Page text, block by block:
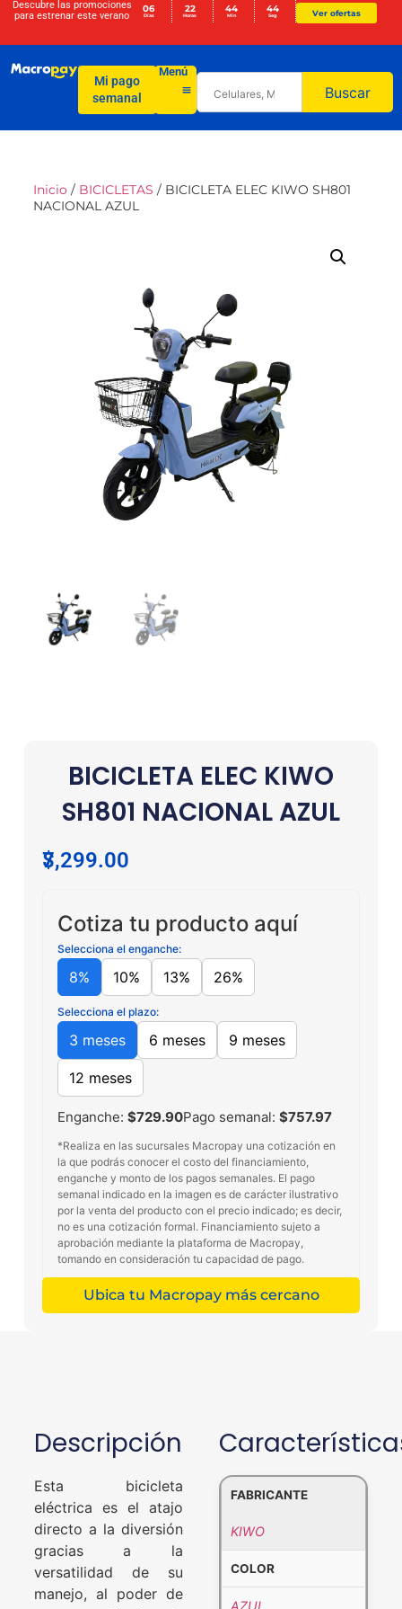
Descubre las promociones
para estrenar este verano
06
Días
22
Horas
44
Min
43
Seg Ver ofertas
Mi pago
semanal
Menú
Buscar
Inicio / BICICLETAS / BICICLETA ELEC KIWO SH801
NACIONAL AZUL
BICICLETA ELEC KIWO
SH801 NACIONAL AZUL
$
7,299.00
Cotiza tu producto aquí
Selecciona el enganche:
8% 10% 13% 26%
Selecciona el plazo:
3 meses 6 meses 9 meses
12 meses
Enganche: $729.90Pago semanal: $757.97
*Realiza en las sucursales Macropay una cotización en
la que podrás conocer el costo del financiamiento,
enganche y monto de los pagos semanales. El pago
semanal indicado en la imagen es de carácter ilustrativo
por la venta del producto con el precio indicado; es decir,
no es una cotización formal. Financiamiento sujeto a
aprobación mediante la plataforma de Macropay,
tomando en consideración tu capacidad de pago.
Ubica tu Macropay más cercano
Descripción
Esta bicicleta
eléctrica es el atajo
directo a la diversión
gracias a la
versatilidad de su
manejo, al poder de
FABRICANTE
KIWO
COLOR
AZUL